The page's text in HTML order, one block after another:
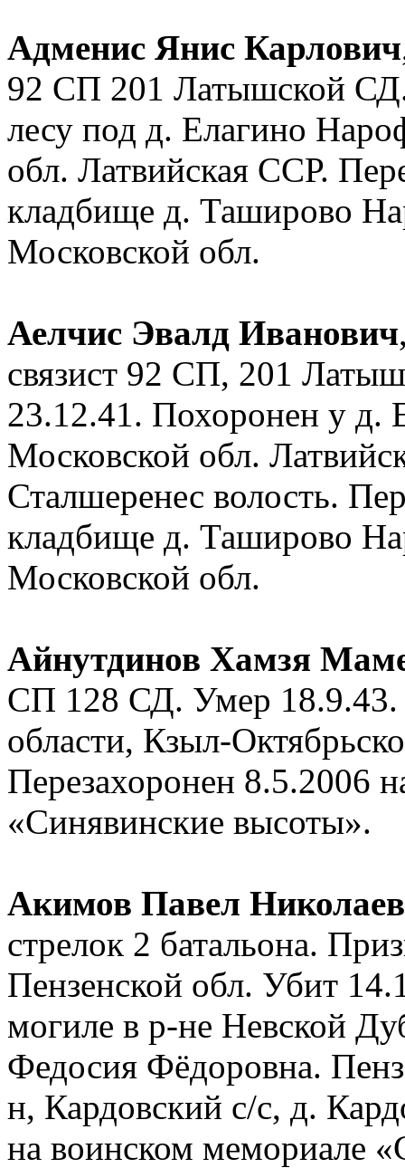
Адменис Янис Карлович
92 СП 201 Латышской
лесу под д. Елагино
обл. Латвийская ССР.
кладбище д. Таширово
Московской обл.
Аелчис Эвалд Иванович
связист 92 СП, 201
23.12.41. Похоронен у д.
Московской обл.
Сталшеренес волость.
кладбище д. Таширово
Московской обл.
Айнутдинов Хамзя
СП 128 СД. Умер 18.9.43.
области, Кзыл-
Перезахоронен 8.5.2006
«Синявинские высоты».
Акимов Павел
стрелок 2 батальона.
Пензенской обл. Убит
могиле в р-не Невской
Федосия Фёдоровна.
н, Кардовский с/с, д.
на воинском мемориале